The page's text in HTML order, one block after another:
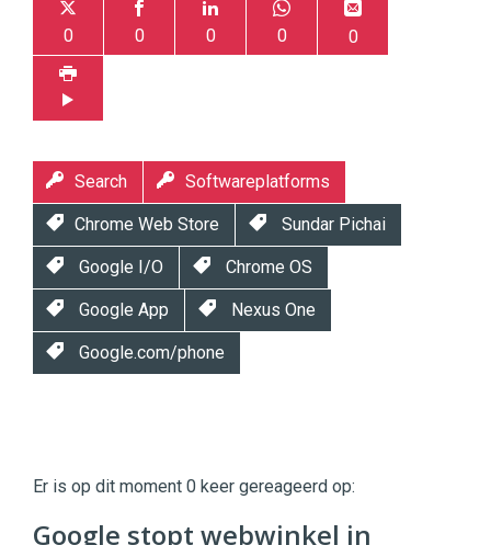
0 0 0 0 0
Search Softwareplatforms
Chrome Web Store Sundar Pichai
Google I/O Chrome OS
Google App Nexus One
Google.com/phone
|
Digital
Commercehttps://twinklemagazine.nl
Er is op dit moment 0 keer gereageerd op:
Google stopt webwinkel in